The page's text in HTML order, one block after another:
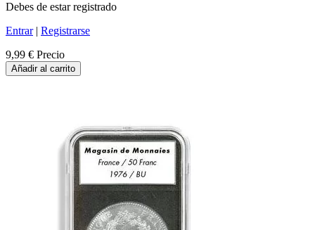
Debes de estar registrado
Entrar| Registrarse
9,99 € Precio
Añadir al carrito